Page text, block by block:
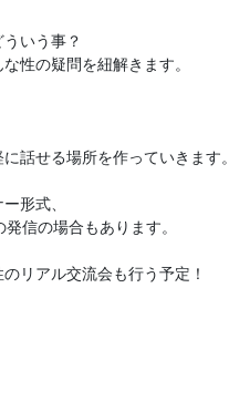
いう事？
性の疑問を紐解きます。
話せる場所を作っていきます。
形式、
信の場合もあります。
リアル交流会も行う予定！